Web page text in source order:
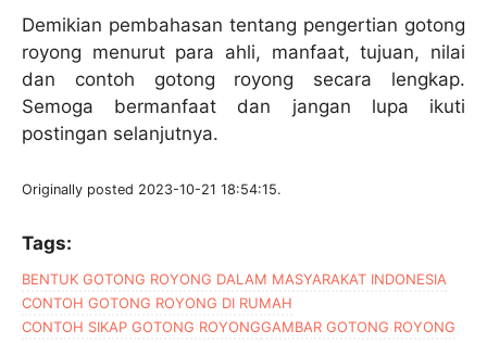
Demikian pembahasan tentang pengertian gotong
royong menurut para ahli, manfaat, tujuan, nilai
dan contoh gotong royong secara lengkap.
Semoga bermanfaat dan jangan lupa ikuti
postingan selanjutnya.
Originally posted 2023-10-21 18:54:15.
Tags:
BENTUK GOTONG ROYONG DALAM MASYARAKAT INDONESIA
CONTOH GOTONG ROYONG DI RUMAH
CONTOH SIKAP GOTONG ROYONGGAMBAR GOTONG ROYONG